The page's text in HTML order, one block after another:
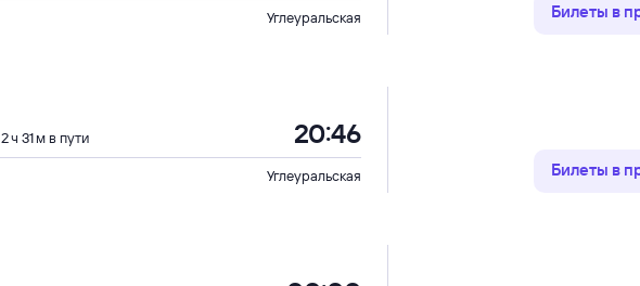
Углеуральская Билеты в
2 ч 31 м в пути 20:46
Углеуральская Билеты в